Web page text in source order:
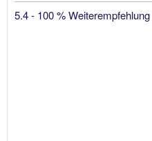
5.4 - 100 % Weiterempfehlung